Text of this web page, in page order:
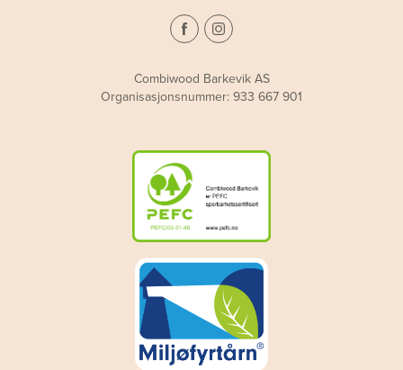
Combiwood Barkevik AS
Organisasjonsnummer: 933 667 901